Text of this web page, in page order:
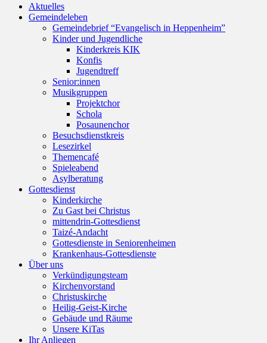
oben
scrollen
Aktuelles
Gemeindeleben
Gemeindebrief “Evangelisch in Heppenheim”
Kinder und Jugendliche
Kinderkreis KIK
Konfis
Jugendtreff
Senior:innen
Musikgruppen
Projektchor
Schola
Posaunenchor
Besuchsdienstkreis
Lesezirkel
Themencafé
Spieleabend
Asylberatung
Gottesdienst
Kinderkirche
Zu Gast bei Christus
mittendrin-Gottesdienst
Taizé-Andacht
Gottesdienste in Seniorenheimen
Krankenhaus-Gottesdienste
Über uns
Verkündigungsteam
Kirchenvorstand
Christuskirche
Heilig-Geist-Kirche
Gebäude und Räume
Unsere KiTas
Ihr Anliegen